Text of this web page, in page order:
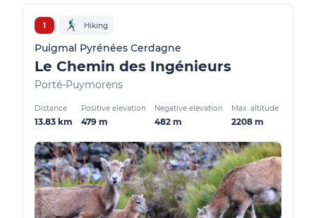
1 Hiking
Puigmal Pyrénées Cerdagne
Le Chemin des Ingénieurs
Porté-Puymorens
Distance
13.83 km
Positive elevation
479 m
Negative elevation
482 m
Max. altitude
2208 m